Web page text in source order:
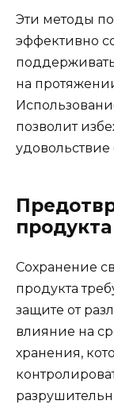
Эти методы
эффективно
на
позволит
удовольствие
продукта
Сохранение
продукта
защите от
влияние на
хранения,